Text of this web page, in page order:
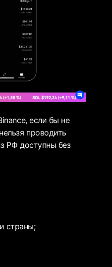
если бы не
проводить
РФ доступны без
страны;